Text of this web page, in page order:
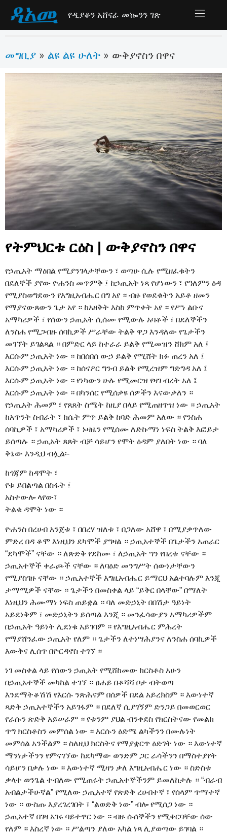
የዲያቆን አሸናፊ መኰንን ገጽ
መግቢያ » ልዩ ልዩ ሁለት » ውቅያኖስን በዋና
የትምህርቱ ርዕስ | ውቅያኖስን በዋና
የኃጢአት ማዕበል የሚያንገላታቸውን ፣ ወጣሁ ሲሉ የሚዘፈቁትን
በደለኞች ያየው ዮሐንስ መጥምቅ ፤ ከኃጢአት ነጻ የሆነውን ፣ የዓለምን ዕዳ
የሚያስወግደውን የእግዚአብሔር በግ አየ ። ብዙ የወደቁትን አይቶ ዘመን
የማያናውጸውን ጌታ አየ ። ከአዘቅት እስከ ምጥቀት አየ ። የሥነ ልቡና
አማካሪዎች ፣ የሰውን ኃጢአት ሲሰሙ የሚውሉ አባቶች ፣ በደለኞችን
ለንስሐ የሚጋብዙ ሰባኪዎች ሥራቸው ትልቅ ዋጋ እንዳለው የጌታችን
መገኘት ይገልጻል ። በምድር ላይ ከተራራ ይልቅ የሚመዝን ሸክም አለ ፤
እርሱም ኃጢአት ነው ። ከበሰበሰ ውኃ ይልቅ የሚሸት ክፉ ጠረን አለ ፤
እርሱም ኃጢአት ነው ። ከሰናዖር ግንብ ይልቅ የሚረዝም ግድግዳ አለ ፤
እርሱም ኃጢአት ነው ። የነካውን ሁሉ የሚመርዝ የዛገ ብረት አለ ፤
እርሱም ኃጢአት ነው ። በካንሰር የሚሰቃዩ ሰዎችን እናውቃለን ።
የኃጢአት ሕመም ፣ የጸጸት ስሜት ከዚያ በላይ የሚጠዘጥዝ ነው ። ኃጢአት
ከአጥንት ስብራት ፣ ከሴት ምጥ ይልቅ ከባድ ሕመም አለው ። የንስሐ
ሰባኪዎች ፣ አማካሪዎች ፣ ኑዛዜን የሚሰሙ ለድኩማነ ነፍስ ትልቅ እፎይታ
ይሰጣሉ ። ኃጢአት ጸጸት ብቻ ሳይሆን የሞት ዕዳም ያለበት ነው ። ባለ
ቅኔው እንዲህ ብሏል፡-
ከጎጃም ከዳሞት ፣
የቱ ይበልጣል በስፋት ፤
አስተውሎ ላየው፣
ትልቁ ዳሞት ነው ።
ዮሐንስ በረሀብ አንጀቱ ፣ በበረሃ ዝለቱ ፣ በጋለው አሸዋ ፣ በሚያቃጥለው
ምድረ በዳ ቆሞ እነዚህን ደካሞች ያግዛል ። ኃጢአተኞች በጌታችን አጠራር
“ደካሞች” ናቸው ። ለጽድቅ የደከሙ ፣ ለኃጢአት ግን የበረቱ ናቸው ።
ኃጢአተኞች ቀራጮች ናቸው ። ለባዕድ መንግሥት ሰውነታቸውን
የሚያስገዙ ናቸው ። ኃጢአተኞች እግዚአብሔር ይማርህ አልተባሉም እንጂ
ታማሚዎች ናቸው ። ጌታችን በመስቀል ላይ “ይቅር በላቸው” በማለት
እነዚህን ሕሙማነ ነፍስ ጠይቋል ። ባለ መድኃኒት በበሽታ ዓይነት
አይደነቅም ፣ መድኃኒትን ይሰጣል እንጂ ። መንፈሳውያን አማካሪዎችም
በኃጢአት ዓይነት ሊደነቁ አይገባም ። የእግዚአብሔር ምሕረት
የማያሸንፈው ኃጢአት የለም ። ጌታችን ለተነሣሕያንና ለንስሐ ሰባኪዎች
እውቅና ሊሰጥ በዮርዳኖስ ተገኘ ።
ነገ መስቀል ላይ የሰውን ኃጢአት የሚሸከመው ክርስቶስ አሁን
በኃጢአተኞች መካከል ተገኘ ። ፀሐይ በቆሻሻ ቦታ ብትወጣ
እንደማትቆሽሽ የእርሱ ንጽሕናም በሰዎች በደል አይረክስም ። እውነተኛ
ጻድቅ ኃጢአተኞችን አይገፋም ። በደለኛ ሲያገኝም ድንጋይ በመወርወር
የራሱን ጽድቅ አይሠራም ። የቱንም ያህል ብንቀደስ የክርስትናው የመልክ
ጥግ ክርስቶስን መምሰል ነው ። እርሱን ዕድሜ ልካችንን በሙሉነት
መምሰል አንችልም ። ስለዚህ ክርስትና የማያቋርጥ ዕድገት ነው ። እውነተኛ
ማንነታችንን የምናገኘው ከደካማው ወንድም ጋር ራሳችንን በማስተያየት
ሳይሆን በቃሉ ነው ። እውነተኛ ሚዛን ቃለ እግዚአብሔር ነው ። ስድስቱ
ቃላተ ወንጌል ተብለው የሚጠሩት ኃጢአተኞችንም ይመለከታሉ ። “ብራብ
አብልታችሁኛል” የሚለው ኃጢአተኛ የጽድቅ ረሀብተኛ ፣ የሰላም ጥማተኛ
ነው ። ውስጡ እያረገረገበት ፣ “ልወድቅ ነው” ብሎ የሚሰጋ ነው ።
ኃጢአተኛ በገዛ አገሩ ባይተዋር ነው ። ብዙ ሱሰኞችን የሚቀርባቸው ሰው
የለም ። እስረኛ ነው ። ሥልጣን ያለው አካል ነጻ ሊያወጣው ይገባል ።